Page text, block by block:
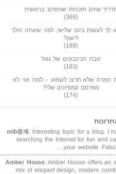
שיווק תוכניות שותפים: בראשית
(366)
לך לעשות ביום שלישי, לפני שאתה הולך
לישון?
(189)
טבח הבינבונים של גוגל
(183)
המרה שלא תרצו לשמוע – למה אני לא
מפרסם קמפיינים שלי?
(174)
mlb중계 : Interesting topic for a blog. I
searching the Internet for fun and
your website.
Amber House: Amber House offers an
mix of elegant design, modern